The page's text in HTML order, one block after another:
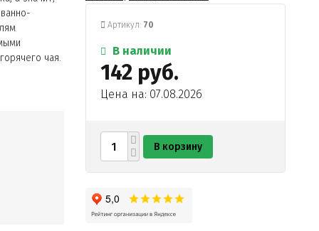
чая.
Артикул: 70
В наличии
142 руб.
Цена на: 07.08.2026
В корзину